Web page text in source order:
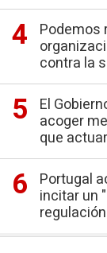
Podemos
contra la
El
acoger
que
Portugal
incitar un